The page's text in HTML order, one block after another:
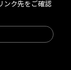
ンク先をご確認